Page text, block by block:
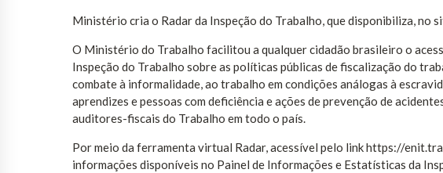
Ministério cria o Radar da Inspeção do Trabalho, que disponibiliza, no
O Ministério do Trabalho facilitou a qualquer cidadão brasileiro o
Inspeção do Trabalho sobre as políticas públicas de fiscalização do
combate à informalidade, ao trabalho em condições análogas à
aprendizes e pessoas com deficiência e ações de prevenção de
auditores-fiscais do Trabalho em todo o país.
Por meio da ferramenta virtual Radar, acessível pelo link https://
informações disponíveis no Painel de Informações e Estatísticas da